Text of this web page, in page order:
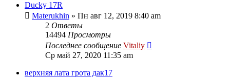
Ducky 17R
Materukhin » Пн авг 12, 2019 8:40 am
2 Ответы
14494 Просмотры
Последнее сообщение Vitaliy
Ср май 27, 2020 11:35 am
верхняя лата грота дак17